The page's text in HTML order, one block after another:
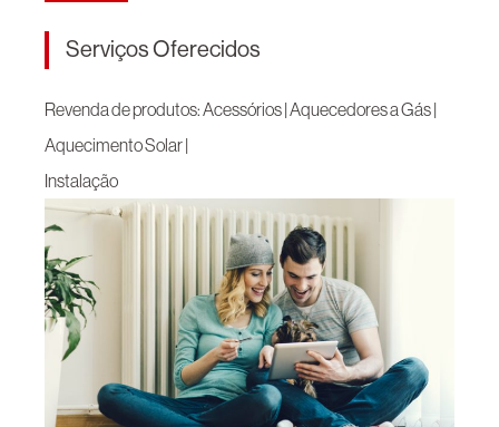
Serviços Oferecidos
Revenda de produtos: Acessórios | Aquecedores a Gás |
Aquecimento Solar |
Instalação